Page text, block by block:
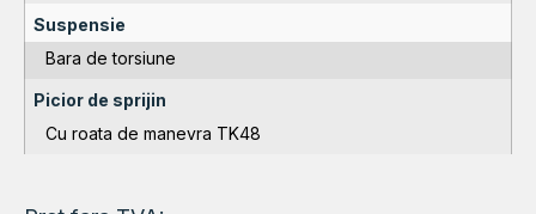
Suspensie
Bara de torsiune
Picior de sprijin
Cu roata de manevra TK48